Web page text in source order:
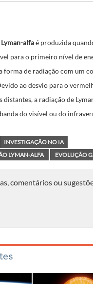
alfaé produzida
para o primeiro nível de
forma de radiação com um
ao desvio para o
distantes, a radiação de
do visível ou do
INVESTIGAÇÃO NO IA
LYMAN-ALFA EVOLUÇÃO
comentários ou